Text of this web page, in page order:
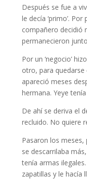
Después se fue a
le decía ‘primo’.
compañero decidió
permanecieron
Por un ‘negocio’
otro, para quedarse
apareció meses
hermana. Yeye
De ahí se deriva el
recluido. No quiere
Pasaron los meses,
se descarrilaba
tenía armas
zapatillas y le hacía